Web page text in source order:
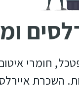
חומרי
השכרת